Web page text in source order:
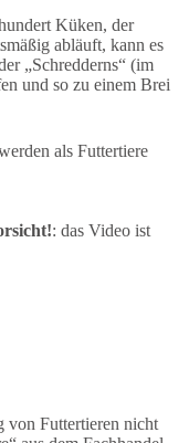
Küken, der
abläuft, kann es
„Schredderns“ (im
und so zu einem Brei
als Futtertiere
: das Video ist
von Futtertieren nicht